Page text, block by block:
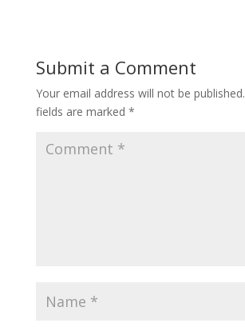
Submit a Comment
Your email address will not be published.
fields are marked *